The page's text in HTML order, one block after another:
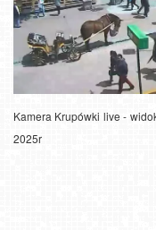
Kamera Krupówki live -
2025r